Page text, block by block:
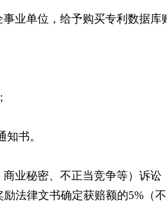
业单位，给予购买专利数据库
书。
业秘密、不正当竞争等）诉
法律文书确定获赔额的5%（